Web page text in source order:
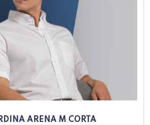
ARENA M CORTA